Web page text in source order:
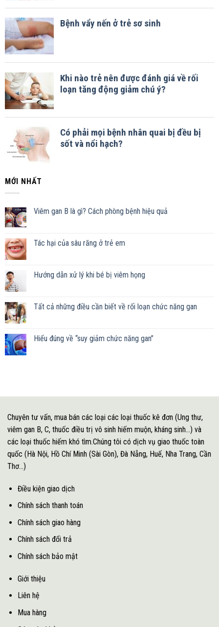
MỚI NHẤT
Viêm gan B là gì? Cách phòng bệnh hiệu quả
Tác hại của sâu răng ở trẻ em
Hướng dẫn xử lý khi bé bị viêm họng
Tất cả những điều cần biết về rối loạn chức năng gan
Hiểu đúng về “suy giảm chức năng gan”
Chuyên tư vấn, mua bán các loại các loại thuốc kê đơn (Ung thư,
viêm gan B, C, thuốc điều trị vô sinh hiếm muộn, kháng sinh...) và
các loại thuốc hiếm khó tìm.Chúng tôi có dịch vụ giao thuốc toàn
quốc (Hà Nội, Hồ Chí Minh (Sài Gòn), Đà Nẵng, Huế, Nha Trang, Cần
Thơ...)
Điều kiện giao dịch
Chính sách thanh toán
Chính sách giao hàng
Chính sách đổi trả
Chính sách bảo mật
Giới thiệu
Liên hệ
Mua hàng